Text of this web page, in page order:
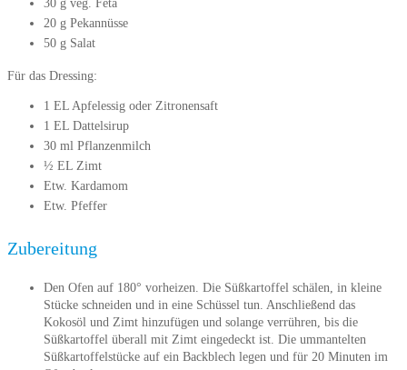
30 g veg. Feta
20 g Pekannüsse
50 g Salat
Für das Dressing:
1 EL Apfelessig oder Zitronensaft
1 EL Dattelsirup
30 ml Pflanzenmilch
½ EL Zimt
Etw. Kardamom
Etw. Pfeffer
Zubereitung
Den Ofen auf 180° vorheizen. Die Süßkartoffel schälen, in kleine
Stücke schneiden und in eine Schüssel tun. Anschließend das
Kokosöl und Zimt hinzufügen und solange verrühren, bis die
Süßkartoffel überall mit Zimt eingedeckt ist. Die ummantelten
Süßkartoffelstücke auf ein Backblech legen und für 20 Minuten im